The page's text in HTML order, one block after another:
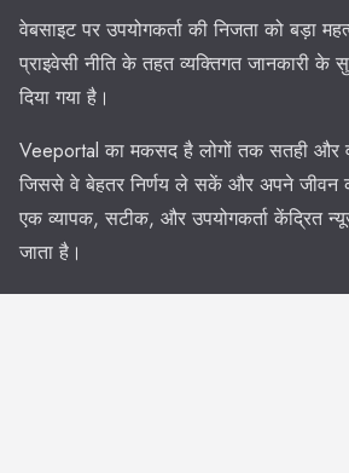
वेबसाइट पर उपयोगकर्ता की निजता को बड़ा
प्राइवेसी नीति के तहत व्यक्तिगत जानकारी के
दिया गया है।
Veeportal का मकसद है लोगों तक सतही और
जिससे वे बेहतर निर्णय ले सकें और अपने जीवन
एक व्यापक, सटीक, और उपयोगकर्ता केंद्रित
जाता है।